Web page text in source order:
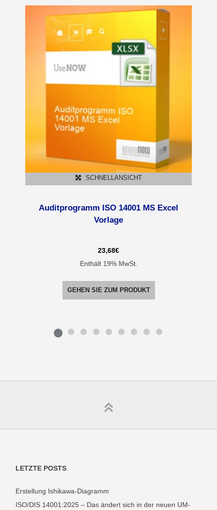
SCHNELLANSICHT
Auditprogramm ISO 14001 MS Excel
Vorlage
23,68€
Enthält 19% MwSt.
GEHEN SIE ZUM PRODUKT
LETZTE POSTS
Erstellung Ishikawa-Diagramm
ISO/DIS 14001:2025 – Das ändert sich in der neuen UM-